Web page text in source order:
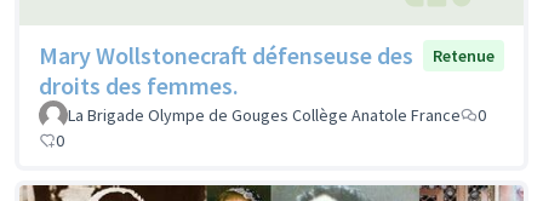
Mary Wollstonecraft défenseuse des
droits des femmes.
Retenue
La Brigade Olympe de Gouges Collège Anatole France
0
0